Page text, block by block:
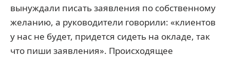
вынуждали писать заявления по собственному
желанию, а руководители говорили: «клиентов
у нас не будет, придется сидеть на окладе, так
что пиши заявления». Происходящее